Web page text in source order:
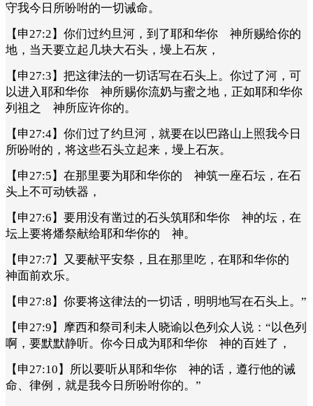
守我今日所吩咐的一切诫命。
【申27:2】你们过约旦河，到了耶和华你 神所赐给你的
地，当天要立起几块大石头，墁上石灰，
【申27:3】把这律法的一切话写在石头上。你过了河，可
以进入耶和华你 神所赐你流奶与蜜之地，正如耶和华你
列祖之 神所应许你的。
【申27:4】你们过了约旦河，就要在以巴路山上照我今日
所吩咐的，将这些石头立起来，墁上石灰。
【申27:5】在那里要为耶和华你的 神筑一座石坛，在石
头上不可动铁器，
【申27:6】要用没有凿过的石头筑耶和华你 神的坛，在
坛上要将燔祭献给耶和华你的 神。
【申27:7】又要献平安祭，且在那里吃，在耶和华你的
神面前欢乐。
【申27:8】你要将这律法的一切话，明明地写在石头上。”
【申27:9】摩西和祭司利未人晓谕以色列众人说：“以色列
啊，要默默静听。你今日成为耶和华你 神的百姓了，
【申27:10】所以要听从耶和华你 神的话，遵行他的诫
命、律例，就是我今日所吩咐你的。”